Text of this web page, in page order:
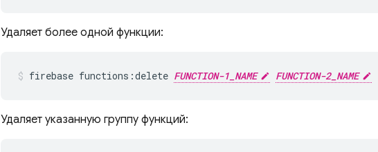
Удаляет более одной функции:
firebase functions:delete FUNCTION-1_NAME FUNCTION-2_NAME
Удаляет указанную группу функций: